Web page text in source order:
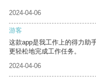
2024-04-06
游客
这款app是我工作上的得力助
更轻松地完成工作任务。
2024-04-06